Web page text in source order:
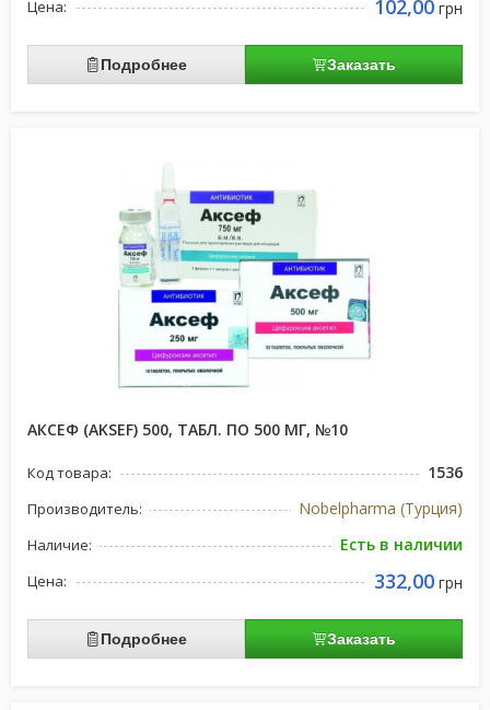
Цена: 102,00 грн
Подробнее Заказать
АКСЕФ (AKSEF) 500, ТАБЛ. ПО 500 МГ, №10
Код товара: 1536
Производитель: Nobelpharma (Турция)
Наличие: Есть в наличии
Цена: 332,00 грн
Подробнее Заказать